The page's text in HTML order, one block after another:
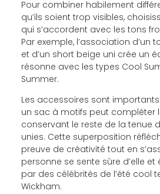
Pour combiner habilement
qu’ils soient trop visibles,
qui s’accordent avec les tons
Par exemple, l’association d’un
et d’un short beige uni crée un
résonne avec les types Cool
Summer.
Les accessoires sont
un sac à motifs peut compléter
conservant le reste de la tenue
unies. Cette superposition
preuve de créativité tout en
personne se sente sûre d’elle et
par des célébrités de l’été cool
Wickham.